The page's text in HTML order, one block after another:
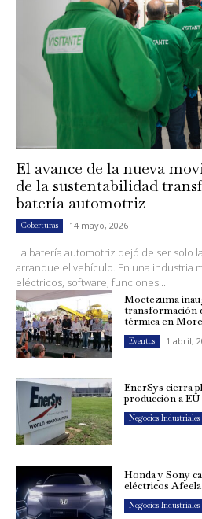
El avance de la nueva
de la sustentabilidad
batería automotriz
Coberturas 14 mayo, 2026
La batería automotriz dejó de ser solo
arranque el vehículo. En una industria
eléctricos, software, funciones...
Moctezuma
transformación
térmica en
Eventos 1 abril,
EnerSys cierra
producción a EU
Negocios Industriales
Honda y Sony
eléctricos Afeela
Negocios Industriales